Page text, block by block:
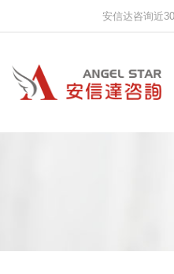
安信达咨询近